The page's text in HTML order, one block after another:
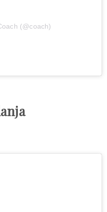
(@coach)